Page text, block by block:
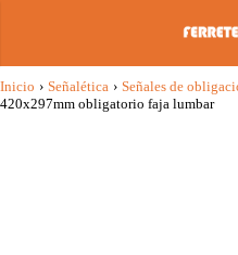
Inicio › Señalética › Señales de
420x297mm obligatorio faja lumbar